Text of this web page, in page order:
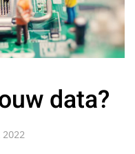
data?
2022